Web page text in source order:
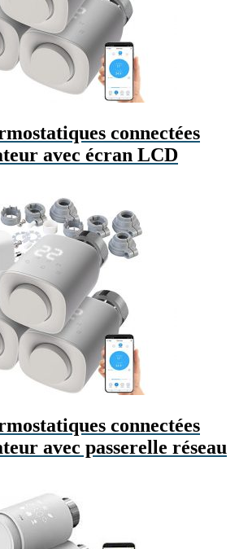
connectées
avec écran LCD
connectées
avec passerelle réseau